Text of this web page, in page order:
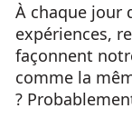
À chaque jour
expériences,
façonnent
comme la
?